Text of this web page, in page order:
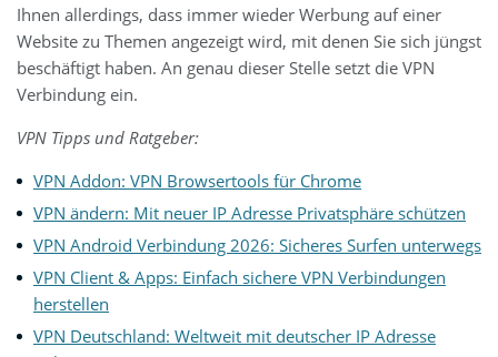
Ihnen allerdings, dass immer wieder Werbung auf einer
Website zu Themen angezeigt wird, mit denen Sie sich jüngst
beschäftigt haben. An genau dieser Stelle setzt die VPN
Verbindung ein.
VPN Tipps und Ratgeber:
VPN Addon: VPN Browsertools für Chrome
VPN ändern: Mit neuer IP Adresse Privatsphäre schützen
VPN Android Verbindung 2026: Sicheres Surfen unterwegs
VPN Client & Apps: Einfach sichere VPN Verbindungen
herstellen
VPN Deutschland: Weltweit mit deutscher IP Adresse